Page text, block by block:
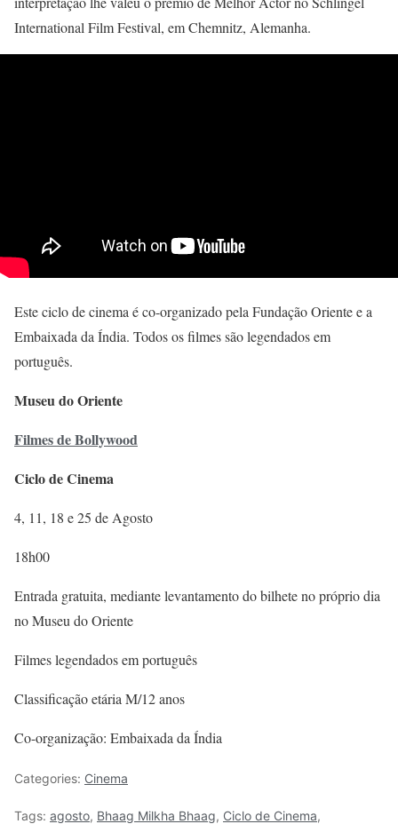
International Film Festival, em Chemnitz, Alemanha.
Este ciclo de cinema é co-organizado pela Fundação Oriente e a
Embaixada da Índia. Todos os filmes são legendados em
português.
Museu do Oriente
Filmes de Bollywood
Ciclo de Cinema
4, 11, 18 e 25 de Agosto
18h00
Entrada gratuita, mediante levantamento do bilhete no próprio dia
no Museu do Oriente
Filmes legendados em português
Classificação etária M/12 anos
Co-organização: Embaixada da Índia
Categories: Cinema
Tags: agosto, Bhaag Milkha Bhaag, Ciclo de Cinema,